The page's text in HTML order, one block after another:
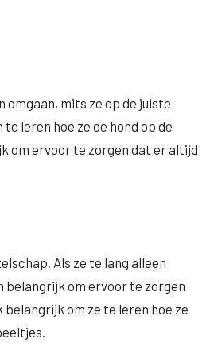
omgaan, mits ze op de juiste
leren hoe ze de hond op de
om ervoor te zorgen dat er altijd
Als ze te lang alleen
belangrijk om ervoor te zorgen
om ze te leren hoe ze